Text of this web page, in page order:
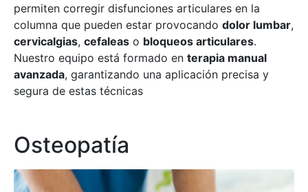
permiten corregir disfunciones articulares en la
columna que pueden estar provocando dolor lumbar,
cervicalgias, cefaleas o bloqueos articulares.
Nuestro equipo está formado en terapia manual
avanzada, garantizando una aplicación precisa y
segura de estas técnicas
Osteopatía